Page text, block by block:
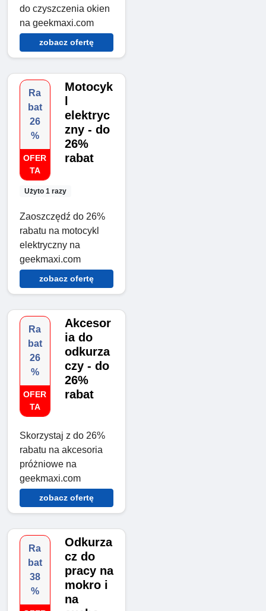
do czyszczenia okien
na geekmaxi.com
zobacz ofertę
Ra
bat
26
%
OFER
TA
Użyto 1 razy
Motocyk
l
elektryc
zny - do
26%
rabat
Zaoszczędź do 26%
rabatu na motocykl
elektryczny na
geekmaxi.com
zobacz ofertę
Ra
bat
26
%
OFER
TA
Akcesor
ia do
odkurza
czy - do
26%
rabat
Skorzystaj z do 26%
rabatu na akcesoria
próżniowe na
geekmaxi.com
zobacz ofertę
Ra
bat
38
%
Odkurza
cz do
pracy na
mokro i
na